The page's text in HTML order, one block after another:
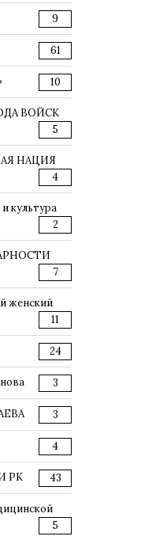
9
61
10
ВОЙСК
5
НАЦИЯ
4
культура
2
7
женский
11
24
3
3
4
РК 43
5